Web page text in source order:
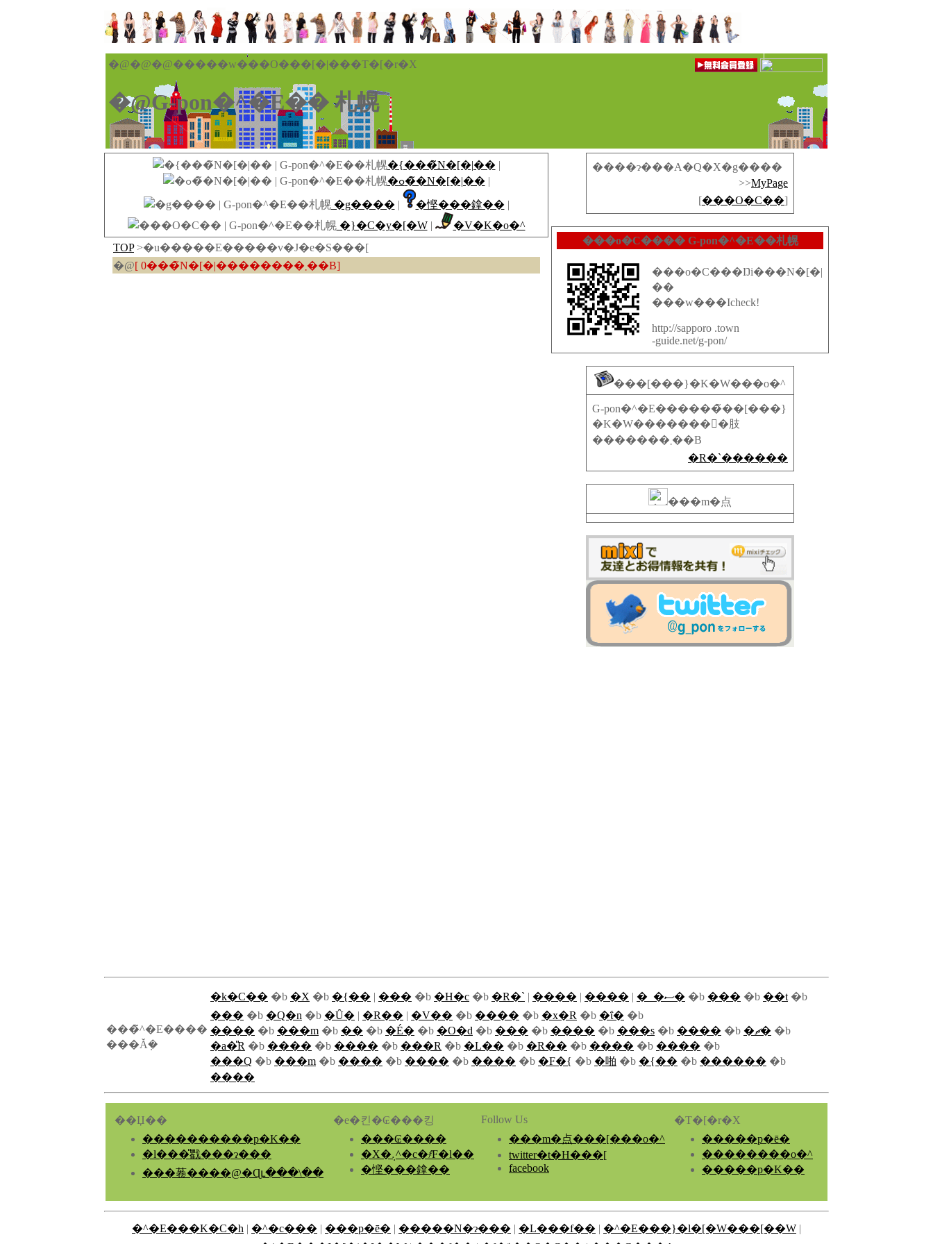
�@�@�@�����w���O���[�|���T�[�r�X
�@G-pon�^�E�� 札幌
�{���̃N�[�|�� |
�ߋ��̃N�[�|�� |
�g���� | �悭���鎿�� |
�}�C�y�[�W|
�V�K�o�^
TOP>�u�����E�����v�J�e�S���[
�@
[ 0���̃N�[�|��������܂��B]
����ɂ���A�Q�X�g����
>>MyPage
[���O�C��]
���o�C���� G-pon�^�E��札幌
���o�C���Ŋi���N�[�|
��
���w���Icheck!
http://sapporo .town
-guide.net/g-pon/
���[���}�K�W���o�^
G-pon�^�E������̃��[���}
�K�W�������󂯎�肢
�������܂��B
�R�`������
���m�点
���̃^�E����
���Ă݂�
�k�C�� �b �X �b �{�� | ��� �b �H�c �b �R�` | ���� | ���� | �_�ސ� �b ��� �b ��t �b
��� �b �Q�n �b �Ȗ� | �R�� | �V�� �b ���� �b �x�R �b �ΐ� �b
���� �b ���m �b �� �b �É� �b �O�d �b ��� �b ���� �b ���s �b ���� �b �ޗ� �b
�a�̎R �b ���� �b ���� �b ���R �b �L�� �b �R�� �b ���� �b ���� �b
���Q �b ���m �b ���� �b ���� �b ���� �b �F�{ �b �啪 �b �{�� �b ������ �b
����
��Џ�� �e�킨�₢���킹 Follow Us
�T�[�r�X
����������p�K��
�l���̎戵���ɂ���
���菤����@�Ɋւ���\��
���₢����
�X�܉^�c�҂̊F�l��
�悭���鎿��
���m�点���[���o�^
twitter�t�H���[
facebook
�����p�ē�
��������o�^
�����p�K��
�^�E���K�C�h | �^�c��� | ���p�ē� | �����N�ɂ��� | �L���f�� | �^�E���}�l�[�W���[��W |